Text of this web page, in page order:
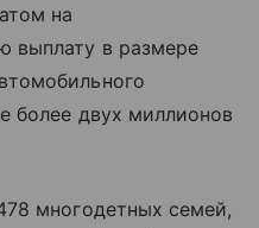
на
выплату в размере
более двух миллионов
многодетных семей,